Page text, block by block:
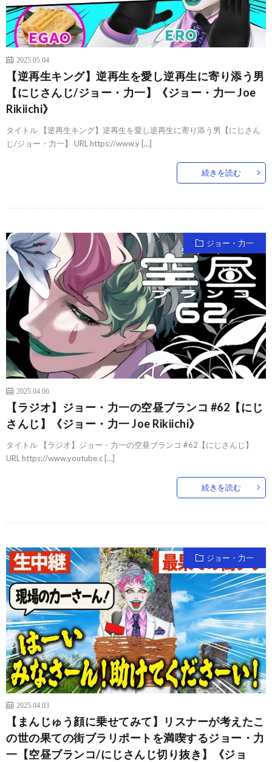
2025.05.04
【逆再生キング】逆再生を愛し逆再生に寄り添う男
【にじさんじ/ジョー・力一】《ジョー・力一 Joe
Rikiichi》
タイトル 【逆再生キング】逆再生を愛し逆再生に寄り添う男【にじさん
じ/ジョー・力一】 URL https://www.y […]
続きを読む
ジョー・力一
2025.04.06
【ラジオ】ジョー・力一の空昼ブランコ #62【にじ
さんじ】《ジョー・力一 Joe Rikiichi》
タイトル 【ラジオ】ジョー・力一の空昼ブランコ #62【にじさんじ】
URL https://www.youtube.c […]
続きを読む
ジョー・力一
2025.04.03
【まんじゅう顔に乗せてみて】リスナーが考えたこ
の世の果ての街ブラリポートを満喫するジョー・力
一【空昼ブランコ/にじさんじ切り抜き】《ジョ